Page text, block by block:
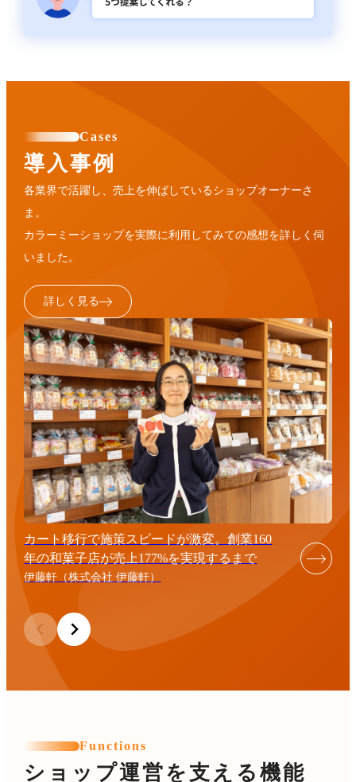
Cases
導入事例
各業界で活躍し、売上を伸ばしているショップオーナーさ
ま。
カラーミーショップを実際に利用してみての感想を詳しく伺
いました。
詳しく見る
カート移行で施策スピードが激変。創業160
年の和菓子店が売上177%を実現するまで
伊藤軒（株式会社 伊藤軒）
Functions
ショップ運営を支える機能